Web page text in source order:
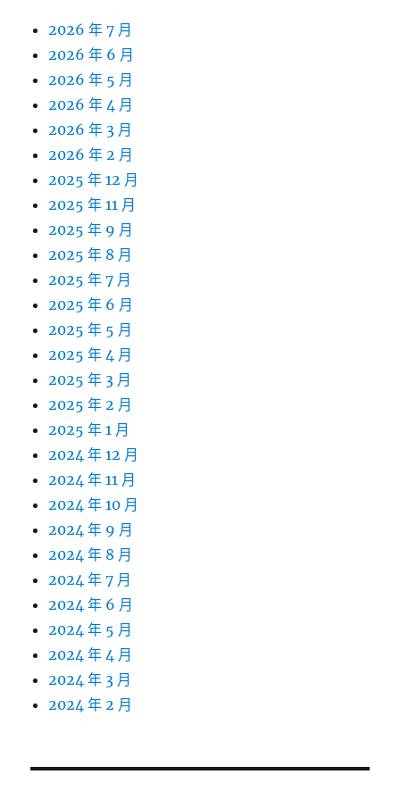
2026 年 7 月
2026 年 6 月
2026 年 5 月
2026 年 4 月
2026 年 3 月
2026 年 2 月
2025 年 12 月
2025 年 11 月
2025 年 9 月
2025 年 8 月
2025 年 7 月
2025 年 6 月
2025 年 5 月
2025 年 4 月
2025 年 3 月
2025 年 2 月
2025 年 1 月
2024 年 12 月
2024 年 11 月
2024 年 10 月
2024 年 9 月
2024 年 8 月
2024 年 7 月
2024 年 6 月
2024 年 5 月
2024 年 4 月
2024 年 3 月
2024 年 2 月